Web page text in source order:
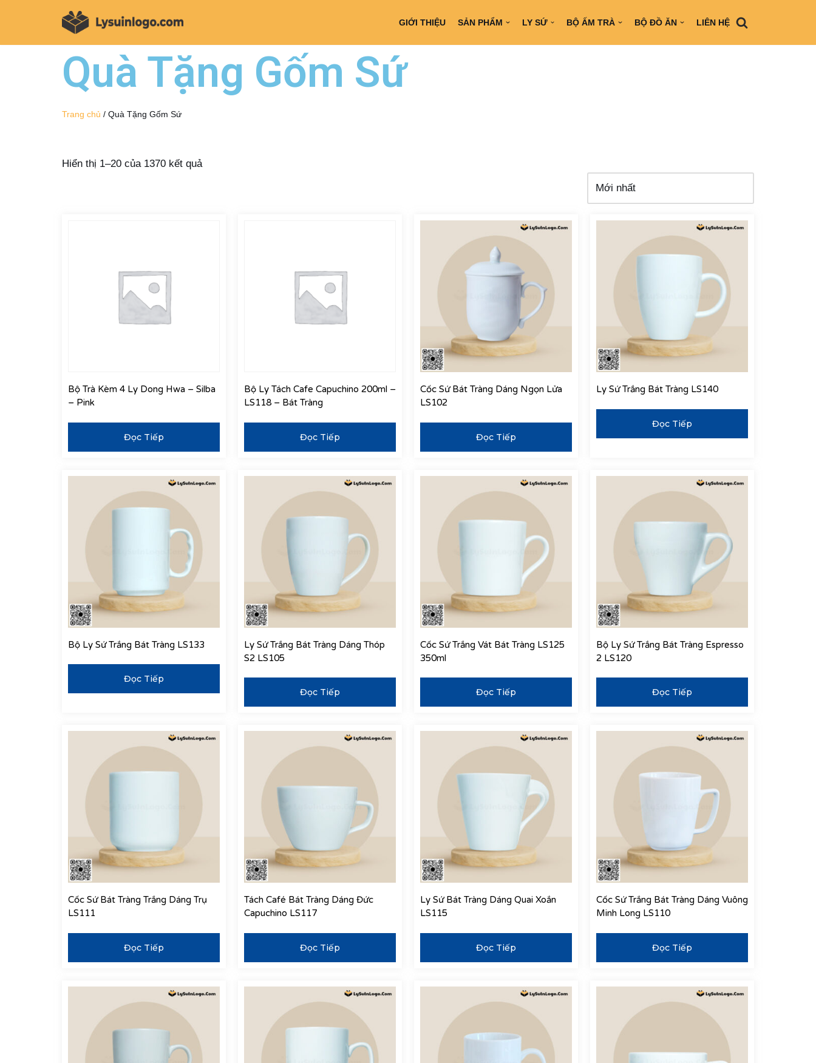
GIỚI THIỆU SẢN PHẨM LY SỨ BỘ ẤM TRÀ BỘ ĐỒ ĂN LIÊN HỆ
Quà Tặng Gốm Sứ
Trang chủ / Quà Tặng Gốm Sứ
Hiển thị 1–20 của 1370 kết quả
Bộ Trà Kèm 4 Ly Dong Hwa – Silba
– Pink
Đọc Tiếp
Bộ Ly Tách Cafe Capuchino 200ml –
LS118 – Bát Tràng
Đọc Tiếp
Cốc Sứ Bát Tràng Dáng Ngọn Lửa
LS102
Đọc Tiếp
Ly Sứ Trắng Bát Tràng LS140
Đọc Tiếp
Bộ Ly Sứ Trắng Bát Tràng LS133
Đọc Tiếp
Ly Sứ Trắng Bát Tràng Dáng Thóp
S2 LS105
Đọc Tiếp
Cốc Sứ Trắng Vát Bát Tràng LS125
350ml
Đọc Tiếp
Bộ Ly Sứ Trắng Bát Tràng Espresso
2 LS120
Đọc Tiếp
Cốc Sứ Bát Tràng Trắng Dáng Trụ
LS111
Đọc Tiếp
Tách Café Bát Tràng Dáng Đức
Capuchino LS117
Đọc Tiếp
Ly Sứ Bát Tràng Dáng Quai Xoắn
LS115
Đọc Tiếp
Cốc Sứ Trắng Bát Tràng Dáng Vuông
Minh Long LS110
Đọc Tiếp